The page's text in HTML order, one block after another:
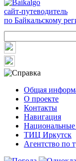
сайт-путеводитель
по Байкальскому
Общая
О проекте
Контакты
Навигация
Национальные
ТИЦ Иркутск
Агентство по